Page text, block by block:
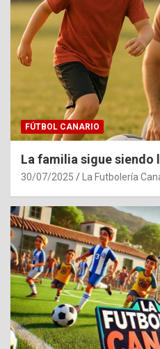
FÚTBOL CANARIO
La familia sigue siendo
30/07/2025 La Futbolería